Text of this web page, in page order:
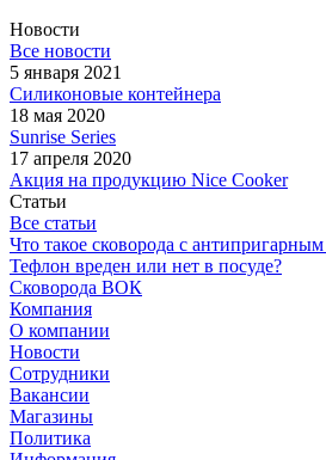
Новости
Все новости
5 января 2021
Силиконовые контейнера
18 мая 2020
Sunrise Series
17 апреля 2020
Акция на продукцию Nice Cooker
Статьи
Все статьи
Что такое сковорода с
Тефлон вреден или нет в посуде?
Сковорода ВОК
Компания
О компании
Новости
Сотрудники
Вакансии
Магазины
Политика